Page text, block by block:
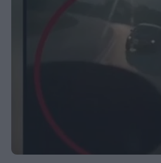
Σακίρα: Αυτές είναι οι 7
την κρατούν «αγέραστη»